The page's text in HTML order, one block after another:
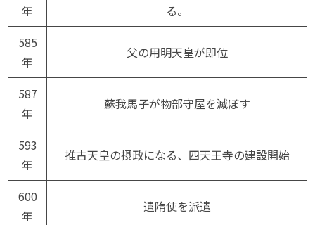
年
る。
585
年
父の用明天皇が即位
587
年
蘇我馬子が物部守屋を滅ぼす
593
年
推古天皇の摂政になる、四天王寺の建設開始
600
年
遣隋使を派遣